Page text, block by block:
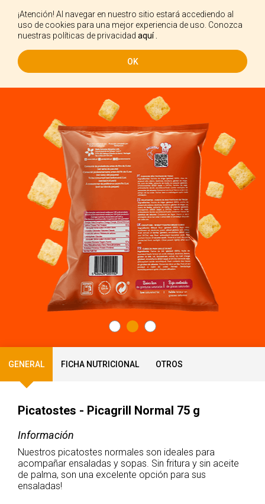
¡Atención! Al navegar en nuestro sitio estará accediendo al
uso de cookies para una mejor experiencia de uso. Conozca
nuestras políticas de privacidad aquí .
OK
ES
GENERAL FICHA NUTRICIONAL OTROS
Picatostes - Picagrill Normal 75 g
Información
Nuestros picatostes normales son ideales para
acompañar ensaladas y sopas. Sin fritura y sin aceite
de palma, son una excelente opción para sus
ensaladas!